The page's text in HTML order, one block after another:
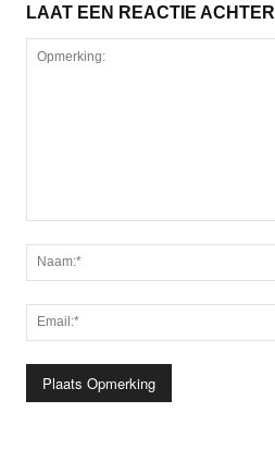
LAAT EEN REACTIE ACHTER